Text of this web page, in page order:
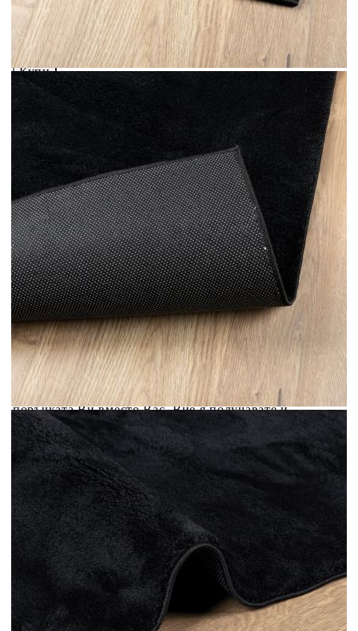
Acest tabel are caracter informativ. Adăugați produsul în
coșul de cumpărături unde veți putea selecta detaliile
cererii de creditare.
Предоставената таблица е с информационна цел.
Добавете продукта в количката си с бутона "Добави в
количката" и при поръчка ще можете да изберете броя
вноски на кредита.
Предоставената таблица е с информационна цел.
Добавете продукта в количката си с бутона "Добави в
количката" и при поръчка ще можете да изберете броя
вноски на кредита.
Предоставената таблица е с информационна цел.
Добавете продукта в количката си с бутона "Добави в
количката" и при поръчка ще можете да изберете броя
вноски на кредита.
Предоставената таблица е с информационна цел.
Добавете продукта в количката си с бутона "Добави в
количката" и при поръчка ще можете да изберете броя
вноски на кредита.
Когато плащате с NewPay, всъщност NewPay плаща
поръчката Ви вместо Вас. Вие я получавате и
разполагате с три начина да я платите към тях:
Отложено до 30 дни от момента на изпращане на
поръчката без оскъпяване. За покупки на стойност до
400 лв. / €204,52
Плащане на 4 вноски. Заплащате 20% от стойността на
поръчката си на момента с карта. Останалата сума се
разделя на 3 равни месечни вноски без оскъпяване. За
покупки на стойност до 1000 лв. / €511.31
Плащане на 6 вноски. Стойността на поръчката се
разпределя в 6 равни месечни вноски с оскъпяване. За
покупки на стойност до 2000 лв. / €1022.61